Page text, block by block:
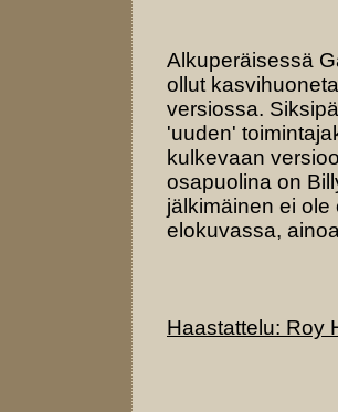
Alkuperäisessä
ollut
versiossa.
'uuden'
kulkevaan
osapuolina on
jälkimäinen ei
elokuvassa,
Haastattelu: Roy